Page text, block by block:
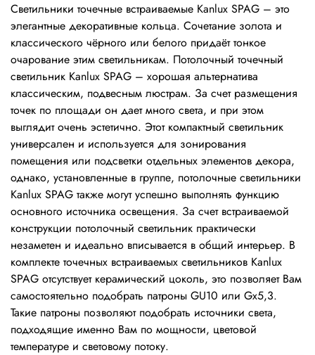
Светильники точечные встраиваемые Kanlux SPAG – это
элегантные декоративные кольца. Сочетание золота и
классического чёрного или белого придаёт тонкое
очарование этим светильникам. Потолочный точечный
светильник Kanlux SPAG – хорошая альтернатива
классическим, подвесным люстрам. За счет размещения
точек по площади он дает много света, и при этом
выглядит очень эстетично. Этот компактный светильник
универсален и используется для зонирования
помещения или подсветки отдельных элементов декора,
однако, установленные в группе, потолочные светильники
Kanlux SPAG также могут успешно выполнять функцию
основного источника освещения. За счет встраиваемой
конструкции потолочный светильник практически
незаметен и идеально вписывается в общий интерьер. В
комплекте точечных встраиваемых светильников Kanlux
SPAG отсутствует керамический цоколь, это позволяет Вам
самостоятельно подобрать патроны GU10 или Gx5,3.
Такие патроны позволяют подобрать источники света,
подходящие именно Вам по мощности, цветовой
температуре и световому потоку.